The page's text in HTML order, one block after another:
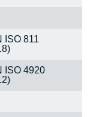
ISO 811
ISO 4920